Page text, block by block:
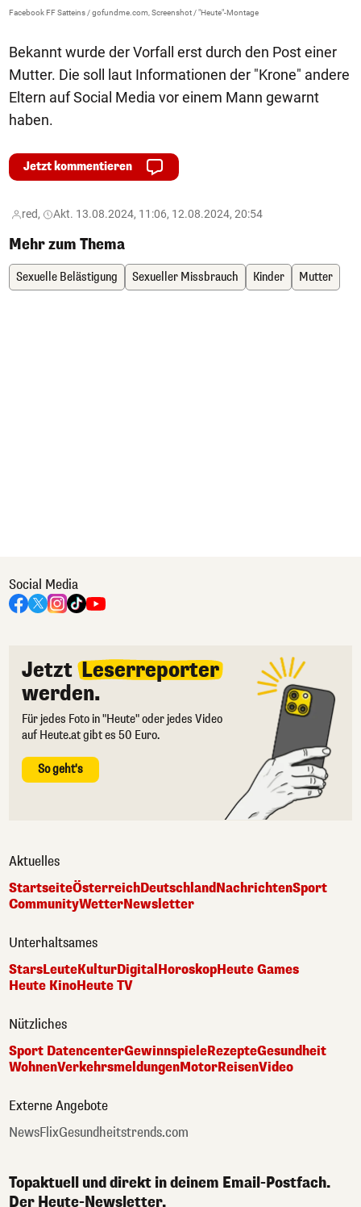
Facebook FF Satteins / gofundme.com, Screenshot / "Heute"-Montage
Bekannt wurde der Vorfall erst durch den Post einer
Mutter. Die soll laut Informationen der "Krone" andere
Eltern auf Social Media vor einem Mann gewarnt
haben.
Jetzt kommentieren
red, Akt. 13.08.2024, 11:06, 12.08.2024, 20:54
Mehr zum Thema
Sexuelle Belästigung Sexueller Missbrauch Kinder Mutter
Social Media
Jetzt Leserreporter
werden.
Für jedes Foto in "Heute" oder jedes Video
auf Heute.at gibt es 50 Euro.
So geht's
Aktuelles
StartseiteÖsterreichDeutschlandNachrichtenSport
CommunityWetterNewsletter
Unterhaltsames
StarsLeuteKulturDigital HoroskopHeute Games
Heute KinoHeute TV
Nützliches
Sport DatencenterGewinnspieleRezepteGesundheit
WohnenVerkehrsmeldungenMotorReisenVideo
Externe Angebote
NewsFlixGesundheitstrends.com
Topaktuell und direkt in deinem Email-Postfach.
Der Heute-Newsletter.